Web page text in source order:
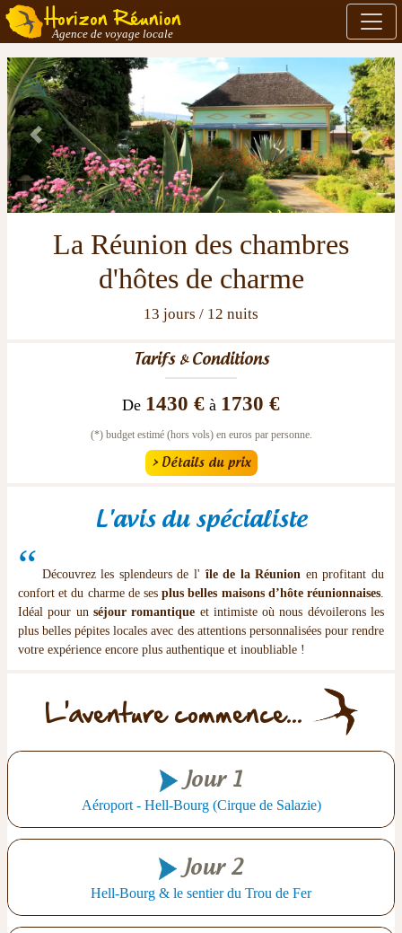
Horizon Réunion
Agence de voyage locale
Previous Next
La Réunion des chambres
d'hôtes de charme
13 jours / 12 nuits
Tarifs & Conditions
De 1430 € à 1730 €
(*) budget estimé (hors vols) en euros par personne.
> Détails du prix
L'avis du spécialiste
“ Découvrez les splendeurs de l' île de la Réunion en profitant du
confort et du charme de sesplus belles maisons d’hôte réunionnaises
Idéal pour un séjour romantique et intimiste où nous dévoilerons les
plus belles pépites locales avec des attentions personnalisées pour rendre
votre expérience encore plus authentique et inoubliable !
L'aventure commence...
Jour 1
Aéroport - Hell-Bourg (Cirque de Salazie)
Jour 2
Hell-Bourg & le sentier du Trou de Fer